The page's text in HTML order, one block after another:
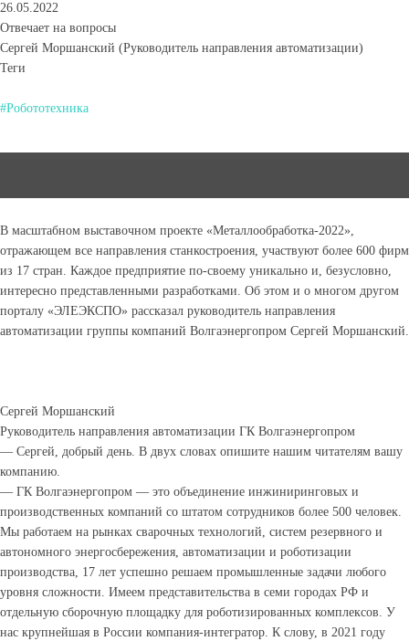
26.05.2022
Отвечает на вопросы
Сергей Моршанский (Руководитель направления автоматизации)
Теги
#Робототехника
В масштабном выставочном проекте «Металлообработка-2022»,
отражающем все направления станкостроения, участвуют более 600 фирм
из 17 стран. Каждое предприятие по-своему уникально и, безусловно,
интересно представленными разработками. Об этом и о многом другом
порталу «ЭЛЕЭКСПО» рассказал руководитель направления
автоматизации группы компаний Волгаэнергопром Сергей Моршанский.
Сергей Моршанский
Руководитель направления автоматизации ГК Волгаэнергопром
— Сергей, добрый день. В двух словах опишите нашим читателям вашу
компанию.
— ГК Волгаэнергопром — это объединение инжиниринговых и
производственных компаний со штатом сотрудников более 500 человек.
Мы работаем на рынках сварочных технологий, систем резервного и
автономного энергосбережения, автоматизации и роботизации
производства, 17 лет успешно решаем промышленные задачи любого
уровня сложности. Имеем представительства в семи городах РФ и
отдельную сборочную площадку для роботизированных комплексов. У
нас крупнейшая в России компания-интегратор. К слову, в 2021 году